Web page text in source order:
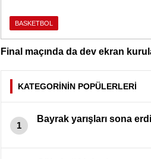
BASKETBOL
Final maçında da dev ekran
KATEGORİNİN POPÜLERLERİ
1
Bayrak yarışları sona erdi